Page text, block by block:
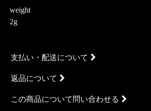
weight
2g
支払い・配送について
返品について
この商品について問い合わせる